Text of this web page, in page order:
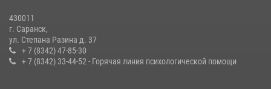
Сотрудники Росгвардии обеспечили безопасность Всероссийского
конкурса профмастерства в Саранске
23 июля 2026, 11:54 4
430011
г. Саранск,
ул. Степана Разина д. 37
+ 7 (8342) 47-85-30
+ 7 (8342) 33-44-52 - Горячая линия психологической помощи